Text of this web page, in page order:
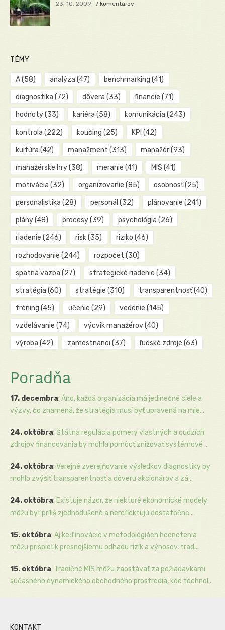
23. 10. 2009 7 komentárov
TÉMY
A(58) analýza (47) benchmarking (41)
diagnostika (72) dôvera (33) financie (71)
hodnoty(33) kariéra (58) komunikácia (243)
kontrola (222) koučing (25) KPI (42)
kultúra (42) manažment (313) manažér(93)
manažérske hry(38) meranie (41) MIS (41)
motivácia (32) organizovanie (85) osobnosť(25)
personalistika (28) personál (32) plánovanie (241)
plány(48) procesy(39) psychológia (26)
riadenie (246) risk(35) riziko (46)
rozhodovanie (244) rozpočet (30)
spätná väzba (27) strategické riadenie (34)
stratégia (60) stratégie (310) transparentnosť(40)
tréning (45) učenie (29) vedenie (145)
vzdelávanie (74) výcvik manažérov(40)
výroba (42) zamestnanci (37) ľudské zdroje (63)
Poradňa
17. decembra: Áno, každá organizácia má jedinečné ciele a
výzvy, čo znamená, že stratégia musí byť upravená na mie...
24. októbra: Štátna regulácia pomery vlastných a cudzích
zdrojov financovania by mohla pomôcť znižovať systémové ...
24. októbra: Verejné zverejňovanie výsledkov diagnostiky by
mohlo zvýšiť transparentnosť a dôveru akcionárov a zá...
24. októbra: Existuje názor, že niektoré ekonomické modely
môžu byť príliš zjednodušené a nereflektujú dostatočne...
15. októbra: Aj keď inovácie v metodológiách hodnotenia
môžu prispieť k presnejšiemu odhadu rizík a výnosov, trad...
15. októbra: Tradičné MIS môžu zaostávať za požiadavkami
súčasného dynamického obchodného prostredia, kde technol...
KONTAKT